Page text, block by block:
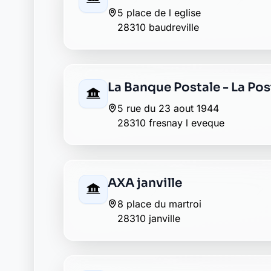
18 place du martroi
28310 janville
Crédit Mutuel janville
6 rue de la madeleine
28310 janville
Groupama janville
2 rue du bois du loup
28310 janville